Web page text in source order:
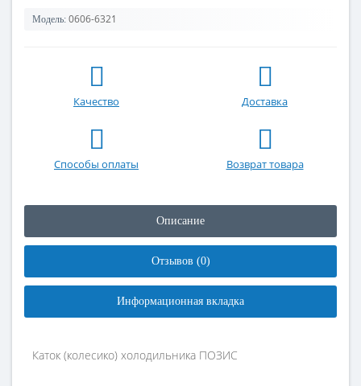
Модель: 0606-6321
Качество Доставка
Способы оплаты Возврат товара
Описание
Отзывов (0)
Информационная вкладка
Каток (колесико) холодильника ПОЗИС